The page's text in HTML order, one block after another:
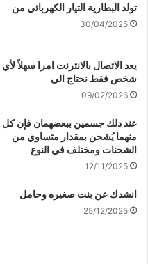
تولد البطارية التيار الكهربائي من
30/04/2025
يعد الاتصال بالانترنت امرا سهلاً لأي
شخص فقط نحتاج الى
09/02/2026
عند دلك جسمين ببعضهمان فإن كل
منهما يُشحن بمقدار متساوي من
الشحنات ومختلف في النوع
12/11/2025
انشدك عن بنت صغيره وحامل
25/12/2025